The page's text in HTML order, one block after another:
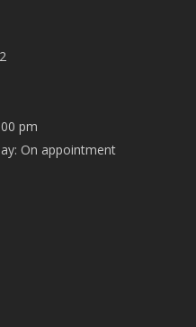
pm
On appointment